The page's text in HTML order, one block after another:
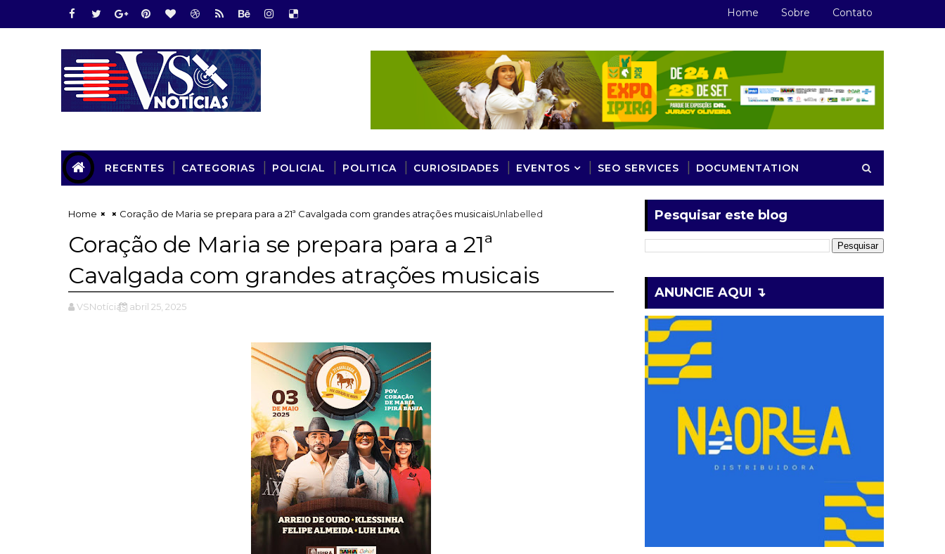
Home Sobre Contato
RECENTES CATEGORIAS POLICIAL POLITICA CURIOSIDADES EVENTOS SEO SERVICES DOCUMENTATION
Home Unlabelled
Coração de Maria se prepara para a 21ª Cavalgada com grandes atrações musicais
Coração de Maria se prepara para a 21ª
Cavalgada com grandes atrações musicais
VSNotícias abril 25, 2025
Pesquisar este blog
ANUNCIE AQUI ↴